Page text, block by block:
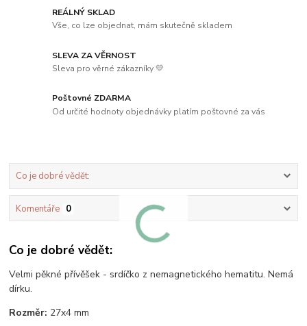
REÁLNÝ SKLAD
Vše, co lze objednat, mám skutečně skladem
SLEVA ZA VĚRNOST
Sleva pro věrné zákazníky 💛
Poštovné ZDARMA
Od určité hodnoty objednávky platím poštovné za vás
Co je dobré vědět:
Komentáře 0
Co je dobré vědět:
Velmi pěkné přívěšek - srdíčko z nemagnetického hematitu. Nemá
dírku.
Rozměr: 27x4 mm